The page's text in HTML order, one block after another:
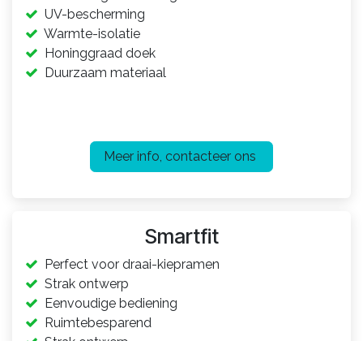
UV-bescherming
Warmte-isolatie
Honinggraad doek
Duurzaam materiaal​
Meer info, contacteer ons
Smartfit
Perfect voor draai-kiepramen
Strak ontwerp
Eenvoudige bediening
Ruimtebesparend